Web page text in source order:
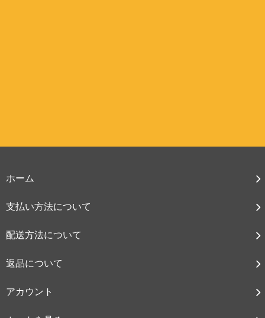
ホーム
支払い方法について
配送方法について
返品について
アカウント